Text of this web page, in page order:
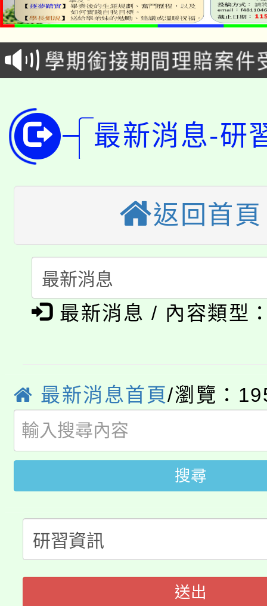
會
115年食農教育專業人
程
學期銜接期間理賠案件
學籍身 分審查程序及
版
淨零綠領人才培育課程
公告本校115學年度第
代理(課)教師甄選結果(
「2026金融保險知識
生本土語及新住民語歌
公告本校115學年度第
代理(課)教師甄選結果
公告本校115學年度第
代理(課)教師甄選結果(
轉知中國文化大學推廣
《TA101》溝通分析基
程，歡迎學生輔導中心
系所師生報名參加。
淨零綠生活教案入校路
會
115年食農教育專業人
學籍身 分審查程序及
版
淨零綠領人才培育課程
公告本校115學年度第
代理(課)教師甄選結果(
「2026金融保險知識
桃園市115學年度學生
公告本校115學年度第
代理(課)教師甄選結果(
公告本校115學年度第
代理(課)教師甄選結果(
轉知中國文化大學推廣
《TA101》溝通分析基
最新消息-研
返回首頁
最新消息 / 內容類型
最新消息首頁/瀏覽：
搜尋
送出